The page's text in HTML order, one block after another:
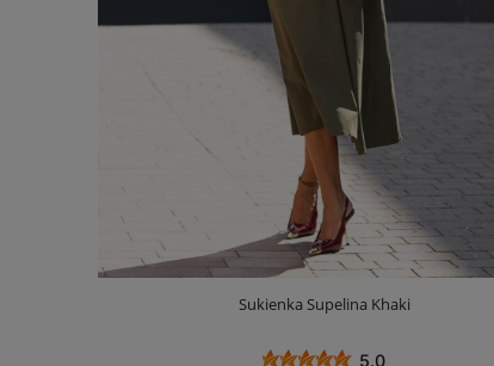
Sukienka Supelina Khaki
5.0